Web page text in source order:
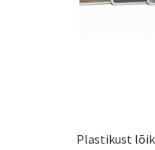
Plastikust